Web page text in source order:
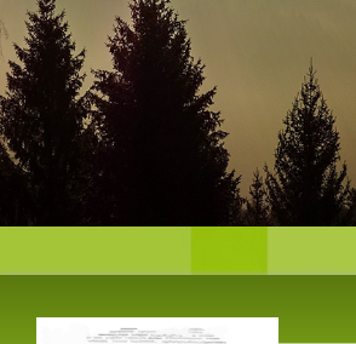
Schiltach
Schenkenzell